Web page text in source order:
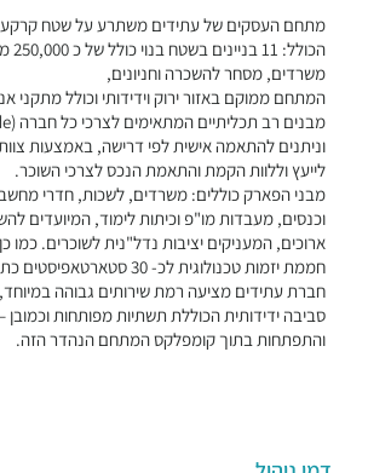
משרדים, מסחר להשכרה וחניונים,
המתחם ממוקם באזור ירוק וידידותי וכולל מתקני
וניתנים להתאמה אישית לפי דרישה, באמצעות
לייעץ וללוות הקמת והתאמת הנכס לצרכי השוכר.
מבני הפארק כוללים: משרדים, לשכות, חדרי
וכנסים, מעבדות מו"פ וכיתות לימוד, המיועדים
ארוכים, המעניקים יציבות נדל"נית לשוכרים.
חממת יזמות טכנולוגית לכ- 30 סטארטאפיסטים כתרומה לקהילה.
חברת עתידים מציעה רמת שירותים גבוהה
סביבה ידידותית הכוללת תשתיות מפותחות וכמובן
והתפתחות בתוך קומפלקס המתחם הנהדר הזה.